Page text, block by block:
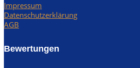
Impressum
Datenschutzerklärung
AGB
Bewertungen